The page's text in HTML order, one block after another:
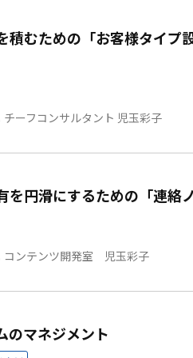
積むための「お客様タイプ
チーフコンサルタント 児玉彩子
を円滑にするための「連絡
コンテンツ開発室 児玉彩子
のマネジメント